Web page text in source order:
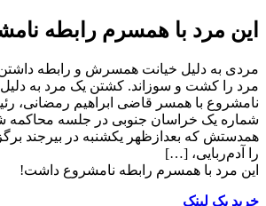
این مرد با همسرم رابطه
مردی به دلیل خیانت همسرش و رابطه
مرد را کشت و سوزاند. کشتن یک مرد به
نامشروع با همسر قاضی ابراهیم رمضانی،
شماره یک خراسان جنوبی در جلسه محاکمه
همدستش که بعدازظهر یکشنبه در بیرجند
را آدم‌ربایی، […]
این مرد با همسرم رابطه نامشروع داشت!
خرید بک لینک